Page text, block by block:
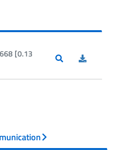
[0.13